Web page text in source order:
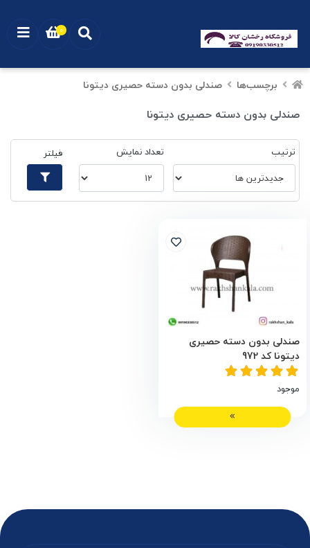
برچسب‌ها صندلی بدون دسته حصیری دیتونا
صندلی بدون دسته حصیری دیتونا
ترتیب تعداد نمایش فیلتر
صندلی بدون دسته حصیری
دیتونا کد 972
موجود
0